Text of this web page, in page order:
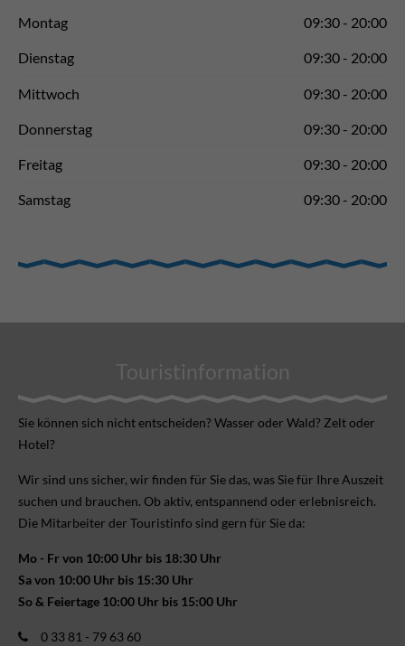
Montag 09:30 - 20:00
Dienstag 09:30 - 20:00
Mittwoch 09:30 - 20:00
Donnerstag 09:30 - 20:00
Freitag 09:30 - 20:00
Samstag 09:30 - 20:00
Touristinformation
Sie können sich nicht ent­scheiden? Wasser oder Wald? Zelt oder
Hotel?
Wir sind uns sicher, wir finden für Sie das, was Sie für Ihre Aus­zeit
suchen und brauchen. Ob aktiv, ent­spannend oder erlebnis­reich.
Die Mitarbeiter der Touristinfo sind gern für Sie da:
Mo - Fr von 10:00 Uhr bis 18:30 Uhr
Sa von 10:00 Uhr bis 15:30 Uhr
So & Feiertage 10:00 Uhr bis 15:00 Uhr
0 33 81 - 79 63 60